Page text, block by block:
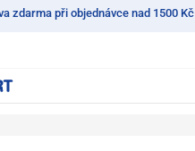
zdarma při objednávce nad 1500 Kč